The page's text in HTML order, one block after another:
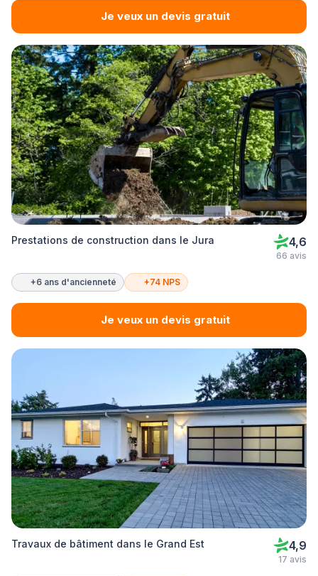
Je veux un devis gratuit
Prestations de construction dans le Jura 4,6
66 avis
+6 ans d'ancienneté +74 NPS
Je veux un devis gratuit
Travaux de bâtiment dans le Grand Est 4,9
17 avis